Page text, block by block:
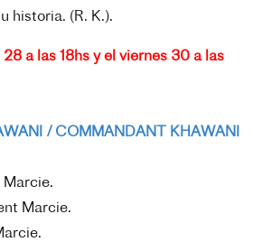
historia. (R. K.).
a las 18hs y el viernes 30 a las
/ COMMANDANT KHAWANI
Marcie.
Marcie.